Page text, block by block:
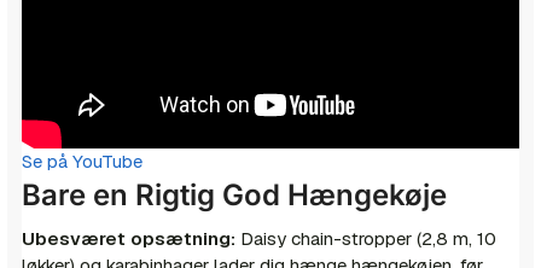
Se på YouTube
Bare en Rigtig God Hængekøje
Ubesværet opsætning: Daisy chain-stropper (2,8 m, 10